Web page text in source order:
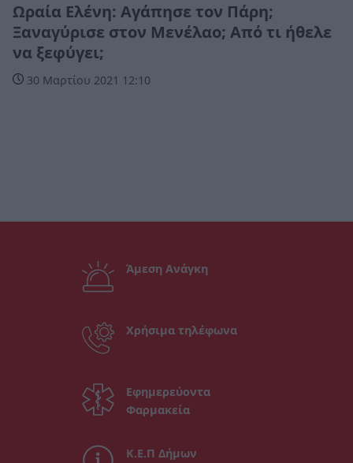
Ωραία Ελένη: Αγάπησε τον Πάρη;
Ξαναγύρισε στον Μενέλαο; Από τι ήθελε
να ξεφύγει;
30 Μαρτίου 2021 12:10
Άμεση Ανάγκη
Χρήσιμα τηλέφωνα
Εφημερεύοντα
Φαρμακεία
Κ.Ε.Π Δήμων